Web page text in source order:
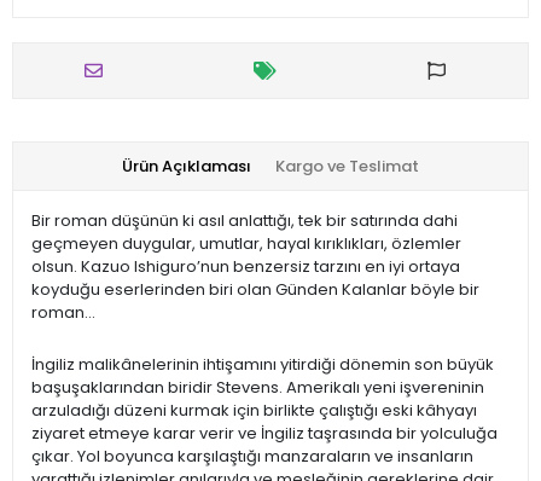
Ürün Açıklaması Kargo ve Teslimat
Bir roman düşünün ki asıl anlattığı, tek bir satırında dahi
geçmeyen duygular, umutlar, hayal kırıklıkları, özlemler
olsun. Kazuo Ishiguro’nun benzersiz tarzını en iyi ortaya
koyduğu eserlerinden biri olan Günden Kalanlar böyle bir
roman...
İngiliz malikânelerinin ihtişamını yitirdiği dönemin son büyük
başuşaklarından biridir Stevens. Amerikalı yeni işvereninin
arzuladığı düzeni kurmak için birlikte çalıştığı eski kâhyayı
ziyaret etmeye karar verir ve İngiliz taşrasında bir yolculuğa
çıkar. Yol boyunca karşılaştığı manzaraların ve insanların